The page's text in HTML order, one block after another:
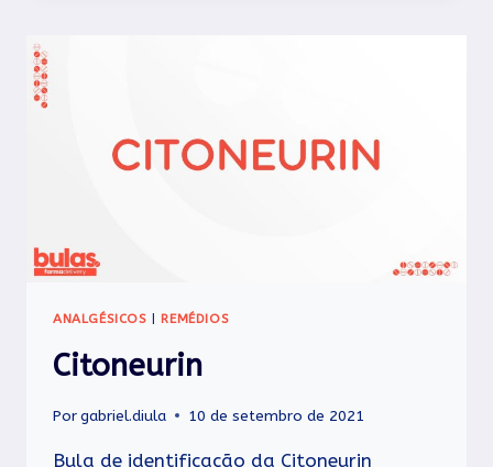
ANALGÉSICOS REMÉDIOS
Citoneurin
Porgabriel.diula 10 de setembro de 2021
Bula de identificação da Citoneurin